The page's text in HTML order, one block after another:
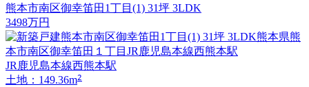
熊本市南区御幸笛田1丁目(1) 31坪 3LDK
3498万円
JR鹿児島本線西熊本駅
土地：149.36m2